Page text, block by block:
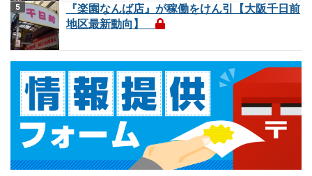
『楽園なんば店』が稼働をけん引【大阪千日前
地区最新動向】